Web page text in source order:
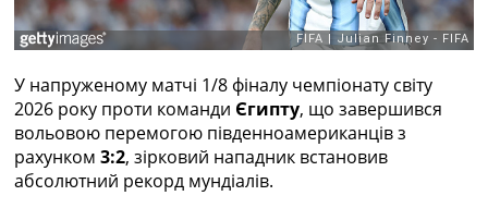
Футбольні трансфери
Останні коментарі
Логін
Рейтінги
Правила
Колективний прогноз
Турніри
У напруженому матчі 1/8 фіналу чемпіонату світу
2026 року проти команди Єгипту, що завершився
вольовою перемогою південноамериканців з
рахунком 3:2, зірковий нападник встановив
абсолютний рекорд мундіалів.